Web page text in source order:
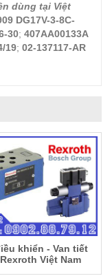
dùng tại Việt
DG17V-3-8C-
30; 407AA00133A
19; 02-137117-AR
khiển - Van tiết
Việt Nam